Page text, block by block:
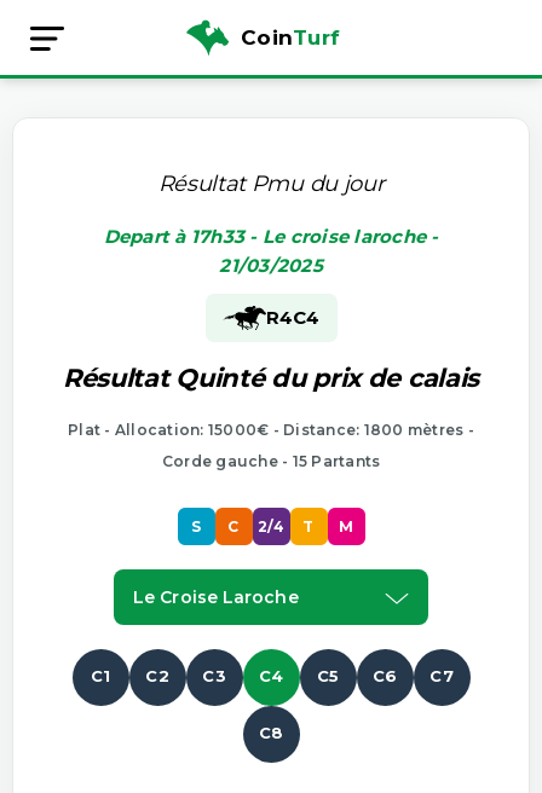
CoinTurf
Résultat Pmu du jour
Depart à 17h33 - Le croise laroche -
21/03/2025
R4C4
Résultat Quinté du prix de calais
Plat - Allocation: 15000€ - Distance: 1800 mètres -
Corde gauche - 15 Partants
S C 2/4 T M
Le Croise Laroche
C1 C2 C3 C4 C5 C6 C7
C8